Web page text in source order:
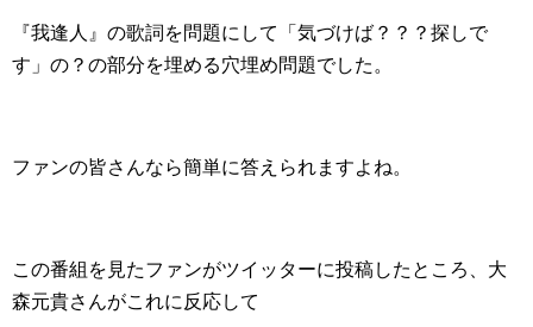
『我逢人』の歌詞を問題にして「気づけば？？？探しで
す」の？の部分を埋める穴埋め問題でした。
ファンの皆さんなら簡単に答えられますよね。
この番組を見たファンがツイッターに投稿したところ、大
森元貴さんがこれに反応して